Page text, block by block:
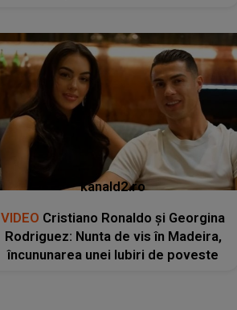
kanald2.ro
VIDEO Cristiano Ronaldo și Georgina
Rodriguez: Nunta de vis în Madeira,
încununarea unei Iubiri de poveste